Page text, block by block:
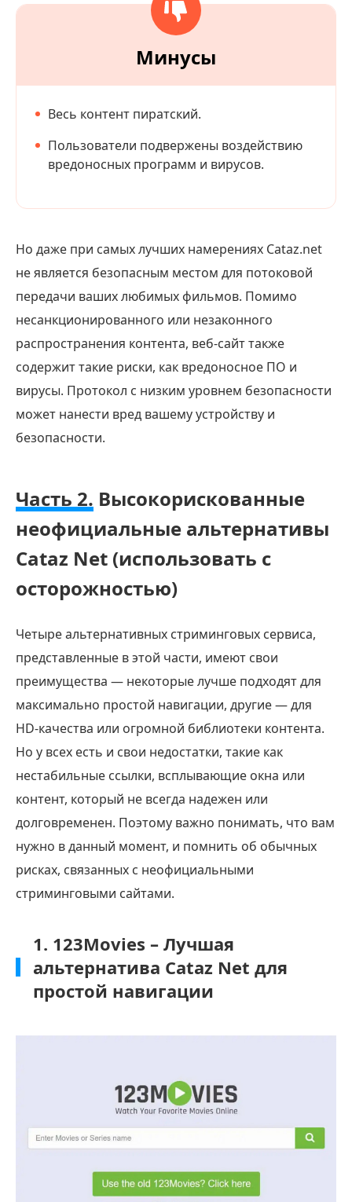
Минусы
Весь контент пиратский.
Пользователи подвержены воздействию
вредоносных программ и вирусов.
Но даже при самых лучших намерениях Cataz.net
не является безопасным местом для потоковой
передачи ваших любимых фильмов. Помимо
несанкционированного или незаконного
распространения контента, веб-сайт также
содержит такие риски, как вредоносное ПО и
вирусы. Протокол с низким уровнем безопасности
может нанести вред вашему устройству и
безопасности.
Часть 2. Высокорискованные
неофициальные альтернативы
Cataz Net (использовать с
осторожностью)
Четыре альтернативных стриминговых сервиса,
представленные в этой части, имеют свои
преимущества — некоторые лучше подходят для
максимально простой навигации, другие — для
HD-качества или огромной библиотеки контента.
Но у всех есть и свои недостатки, такие как
нестабильные ссылки, всплывающие окна или
контент, который не всегда надежен или
долговременен. Поэтому важно понимать, что вам
нужно в данный момент, и помнить об обычных
рисках, связанных с неофициальными
стриминговыми сайтами.
1. 123Movies – Лучшая
альтернатива Cataz Net для
простой навигации